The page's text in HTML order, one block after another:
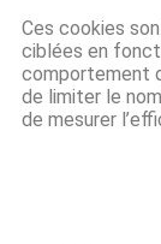
Ces cookies
ciblées en
comportement
de limiter le
de mesurer